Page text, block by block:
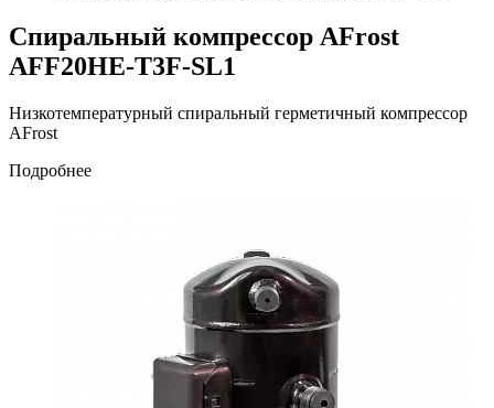
Спиральный компрессор AFrost
AFF20HE-T3F-SL1
Низкотемпературный спиральный герметичный компрессор
AFrost
Подробнее